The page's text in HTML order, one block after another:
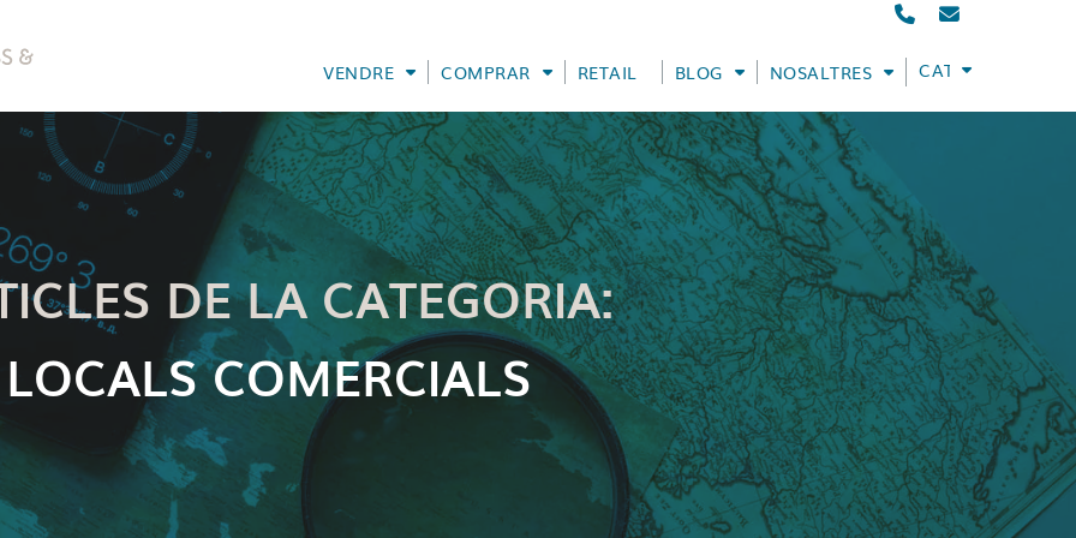
VENDRE COMPRAR RETAIL BLOG NOSALTRES CATALÀ
DE LA CATEGORIA:
LOCALS COMERCIALS